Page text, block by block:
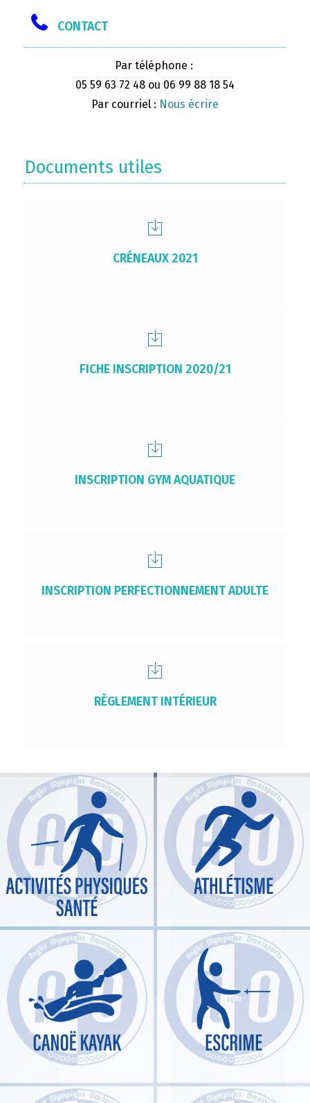
CONTACT
Par téléphone :
05 59 63 72 48 ou 06 99 88 18 54
Par courriel : Nous écrire
Documents utiles
CRÉNEAUX 2021
FICHE INSCRIPTION 2020/21
INSCRIPTION GYM AQUATIQUE
INSCRIPTION PERFECTIONNEMENT ADULTE
RÈGLEMENT INTÉRIEUR